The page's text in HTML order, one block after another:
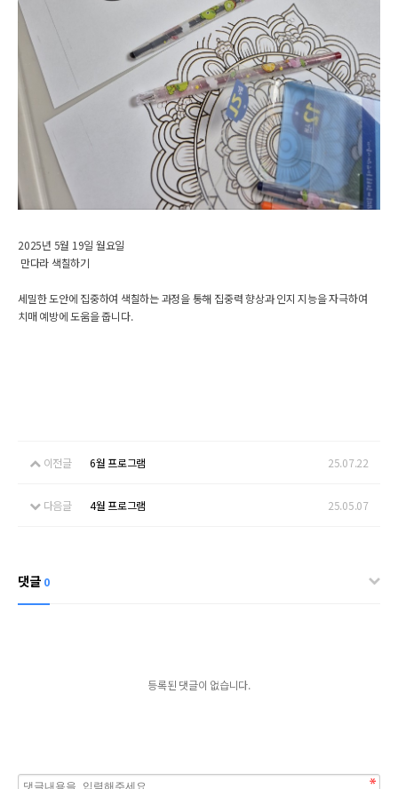
2025년 5월 19일 월요일
만다라 색칠하기
세밀한 도안에 집중하여 색칠하는 과정을 통해 집중력 향상과 인지 지능을 자극하여
치매 예방에 도움을 줍니다.
이전글 6월 프로그램 25.07.22
다음글 4월 프로그램 25.05.07
댓글 0
등록된 댓글이 없습니다.